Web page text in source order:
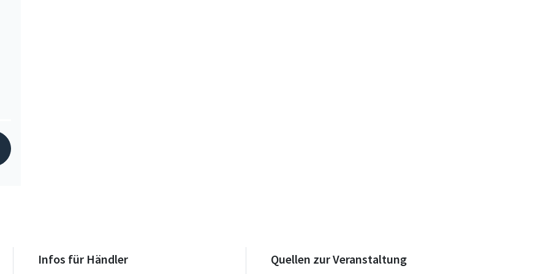
Infos für Händler Quellen zur Veranstaltung